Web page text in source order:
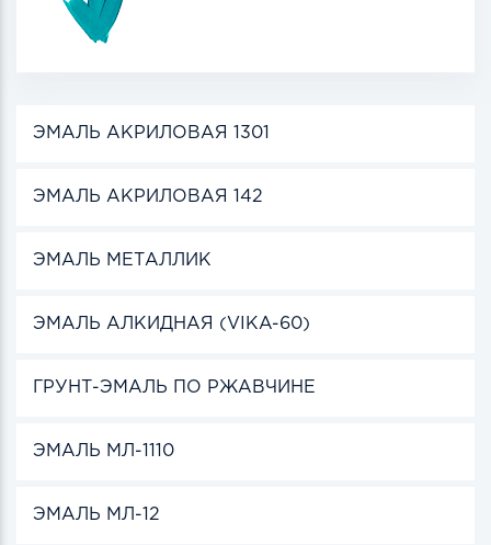
ЭМАЛЬ АКРИЛОВАЯ 1301
ЭМАЛЬ АКРИЛОВАЯ 142
ЭМАЛЬ МЕТАЛЛИК
ЭМАЛЬ АЛКИДНАЯ (VIKA-60)
ГРУНТ-ЭМАЛЬ ПО РЖАВЧИНЕ
ЭМАЛЬ МЛ-1110
ЭМАЛЬ МЛ-12